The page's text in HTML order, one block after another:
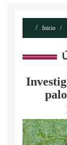
Inicio